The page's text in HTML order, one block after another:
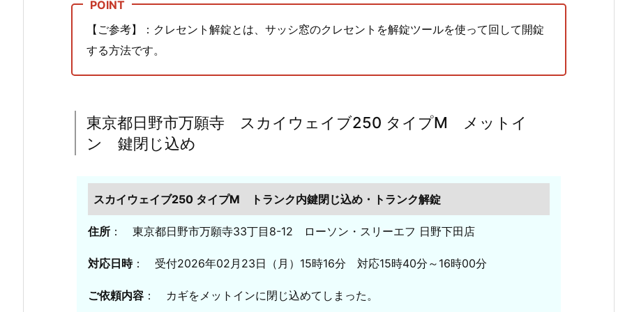
開
錠
1.
京
都
野
市
万
願
寺
ス
カ
【ご参考】：クレセント解錠とは、サッシ窓のクレセントを解錠ツールを使って回して開錠
する方法です。
東京都日野市万願寺 スカイウェイブ250 タイプM メットイ
ン 鍵閉じ込め
スカイウェイブ250 タイプM トランク内鍵閉じ込め・トランク解錠
住所 ： 東京都日野市万願寺33丁目8-12 ローソン・スリーエフ 日野下田店
対応日時： 受付2026年02月23日（月）15時16分 対応15時40分～16時00分
ご依頼内容 ： カギをメットインに閉じ込めてしまった。